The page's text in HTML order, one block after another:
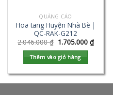
QUẢNG CÁO
Hoa tang Huyện Nhà Bè |
QC-RAK-G212
2.046.000₫ 1.705.000 ₫
Thêm vào giỏ hàng